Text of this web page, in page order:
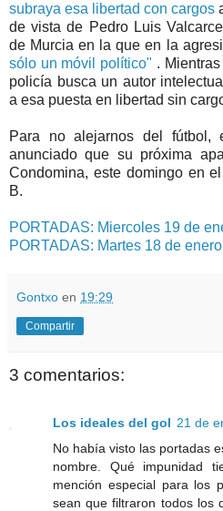
subraya esa libertad con cargos
de vista de Pedro Luis
de Murcia en la que en la
sólo un móvil político" .
policía busca un autor
a esa puesta en libertad sin
Para no alejarnos del fútbol,
anunciado que su próxima
Condomina, este domingo en
B.
PORTADAS: Miercoles 19 de
PORTADAS: Martes 18 de enero
Gontxo en 19:29
Compartir
3 comentarios:
Los ideales del gol 21 de
No había visto las portadas
nombre. Qué impunidad
mención especial para los
sean que filtraron todos los